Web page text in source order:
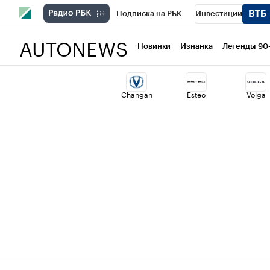
Подписка на РБК Инвестиции
Национальные проекты Город
Кредитные рейтинги Франшизы
AUTONEWS Новинки Изнанка Легенды
Changan Esteo Volga